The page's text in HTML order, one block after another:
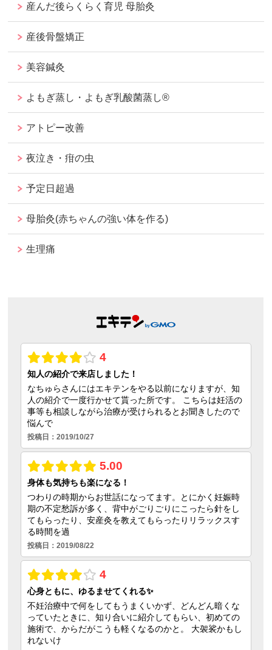
産んだ後らくらく育児 母胎灸
産後骨盤矯正
美容鍼灸
よもぎ蒸し・よもぎ乳酸菌蒸し®︎
アトピー改善
夜泣き・疳の虫
予定日超過
母胎灸(赤ちゃんの強い体を作る)
生理痛